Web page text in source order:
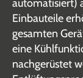
automatisiert)
Einbauteile
gesamten
eine
nachgerüstet